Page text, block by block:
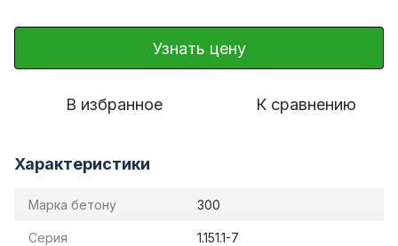
Узнать цену
В избранное К сравнению
Характеристики
Марка бетону 300
Серия 1.151.1-7